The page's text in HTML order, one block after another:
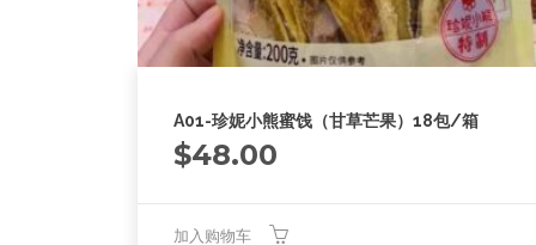
A01-珍妮小熊蜜饯（甘草芒果）18包/箱
$48.00
加入购物车